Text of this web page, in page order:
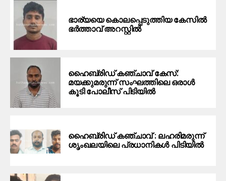
ഭാര്യയെ കൊലപ്പെടുത്തിയ കേസിൽ
ഭർത്താവ് അറസ്റ്റിൽ
ഹൈബ്രിഡ് കഞ്ചാവ് കേസ്:
മയക്കുമരുന്ന് സംഘത്തിലെ ഒരാൾ
കൂടി പോലീസ് പിടിയിൽ
ഹൈ​ബ്രി​ഡ് ക​ഞ്ചാ​വ് : ല​ഹ​രി​മ​രു​ന്ന്
ശൃം​ഖ​ല​യി​ലെ പ്ര​ധാ​നി​ക​ൾ പിടിയില്‍